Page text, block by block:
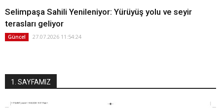
Selimpaşa Sahili Yenileniyor: Yürüyüş yolu ve seyir
terasları geliyor
Güncel 27.07.2026 11:54:24
1. SAYFAMIZ